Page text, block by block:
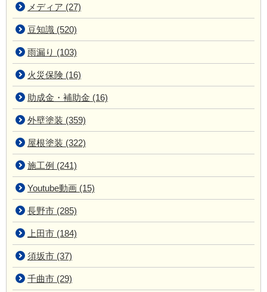
メディア (27)
豆知識 (520)
雨漏り (103)
火災保険 (16)
助成金・補助金 (16)
外壁塗装 (359)
屋根塗装 (322)
施工例 (241)
Youtube動画 (15)
長野市 (285)
上田市 (184)
須坂市 (37)
千曲市 (29)